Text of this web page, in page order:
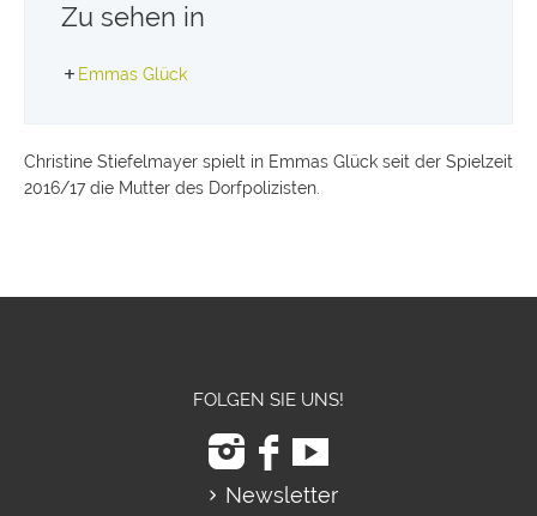
Zu sehen in
Emmas Glück
Christine Stiefelmayer spielt in Emmas Glück seit der Spielzeit
2016/17 die Mutter des Dorfpolizisten.
FOLGEN SIE UNS!
Newsletter